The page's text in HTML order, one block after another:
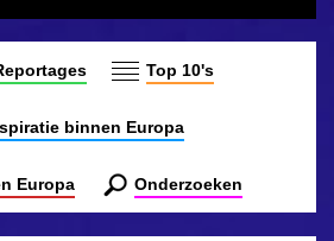
Top 10's
binnen Europa
Europa Onderzoeken